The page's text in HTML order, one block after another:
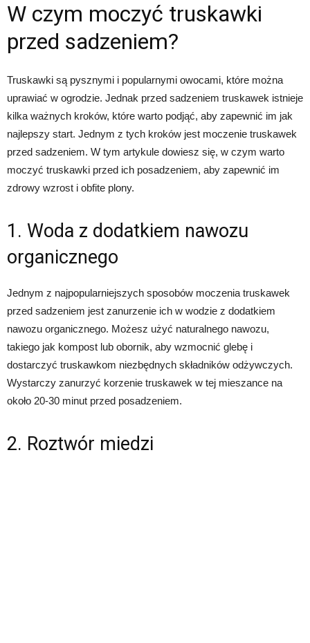
W czym moczyć truskawki
przed sadzeniem?
Truskawki są pysznymi i popularnymi owocami, które można
uprawiać w ogrodzie. Jednak przed sadzeniem truskawek istnieje
kilka ważnych kroków, które warto podjąć, aby zapewnić im jak
najlepszy start. Jednym z tych kroków jest moczenie truskawek
przed sadzeniem. W tym artykule dowiesz się, w czym warto
moczyć truskawki przed ich posadzeniem, aby zapewnić im
zdrowy wzrost i obfite plony.
1. Woda z dodatkiem nawozu
organicznego
Jednym z najpopularniejszych sposobów moczenia truskawek
przed sadzeniem jest zanurzenie ich w wodzie z dodatkiem
nawozu organicznego. Możesz użyć naturalnego nawozu,
takiego jak kompost lub obornik, aby wzmocnić glebę i
dostarczyć truskawkom niezbędnych składników odżywczych.
Wystarczy zanurzyć korzenie truskawek w tej mieszance na
około 20-30 minut przed posadzeniem.
2. Roztwór miedzi